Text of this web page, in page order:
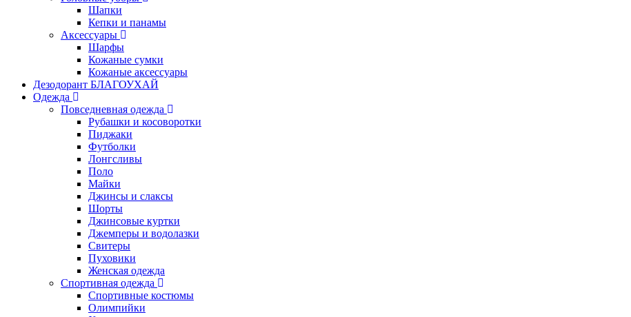
Шапки
Кепки и панамы
Аксессуары
Шарфы
Кожаные сумки
Кожаные аксессуары
Дезодорант БЛАГОУХАЙ
Одежда
Повседневная одежда
Рубашки и косоворотки
Пиджаки
Футболки
Лонгсливы
Поло
Майки
Джинсы и слаксы
Шорты
Джинсовые куртки
Джемперы и водолазки
Свитеры
Пуховики
Женская одежда
Спортивная одежда
Спортивные костюмы
Олимпийки